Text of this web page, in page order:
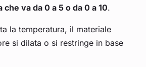
che va da 0 a 5 o da 0 a 10.
la temperatura, il materiale
si dilata o si restringe in base